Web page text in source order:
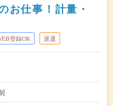
お仕事！計量・
登録OK 派遣